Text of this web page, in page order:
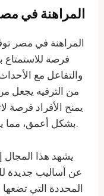
المراهنة في
المراهنة في مصر
فرصة للاستمتاع
والتفاعل مع
من الترفيه يجعل
يمنح الأفراد فرصة
بشكل أعمق، مما يضيف بُعداً إضافياً للتفاعل والاستمتاع.
يشهد هذا المجال
عن أساليب جديدة
المحددة التي